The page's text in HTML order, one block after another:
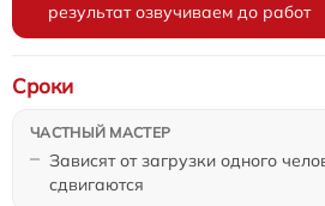
результат озвучиваем до работ
Зависят от загрузки одного
сдвигаются
Сроки